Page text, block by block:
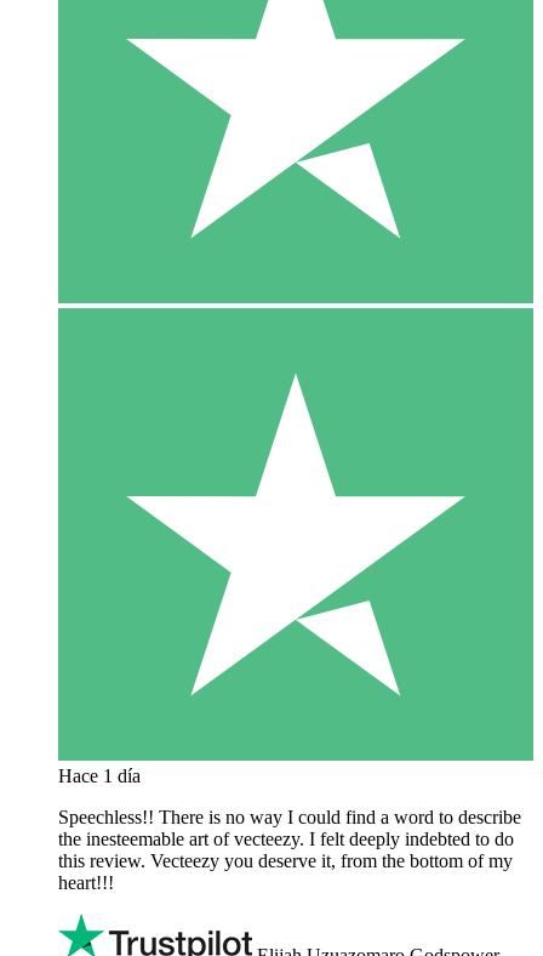
Hace 1 día
Speechless!! There is no way I could find a word to describe
the inesteemable art of vecteezy. I felt deeply indebted to do
this review. Vecteezy you deserve it, from the bottom of my
heart!!!